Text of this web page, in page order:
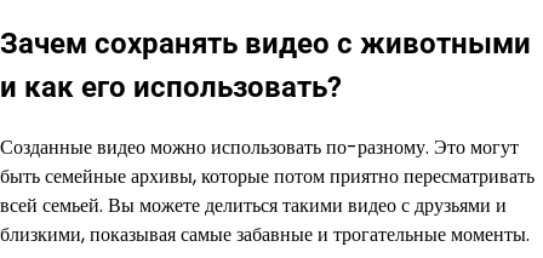
Зачем сохранять видео с животными
и как его использовать?
Созданные видео можно использовать по-разному. Это могут
быть семейные архивы, которые потом приятно пересматривать
всей семьей. Вы можете делиться такими видео с друзьями и
близкими, показывая самые забавные и трогательные моменты.